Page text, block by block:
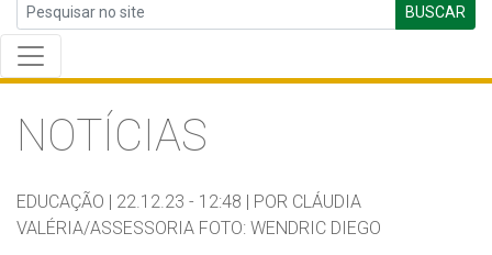
BUSCAR
NOTÍCIAS
EDUCAÇÃO | 22.12.23 - 12:48 | POR CLÁUDIA
VALÉRIA/ASSESSORIA FOTO: WENDRIC DIEGO